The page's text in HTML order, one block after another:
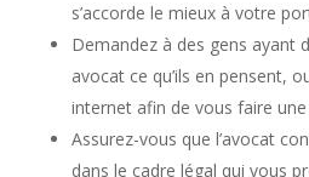
s’accorde le mieux à votre
Demandez à des gens ayant
avocat ce qu’ils en pensent,
internet afin de vous faire
Assurez-vous que l’avocat
dans le cadre légal qui vous